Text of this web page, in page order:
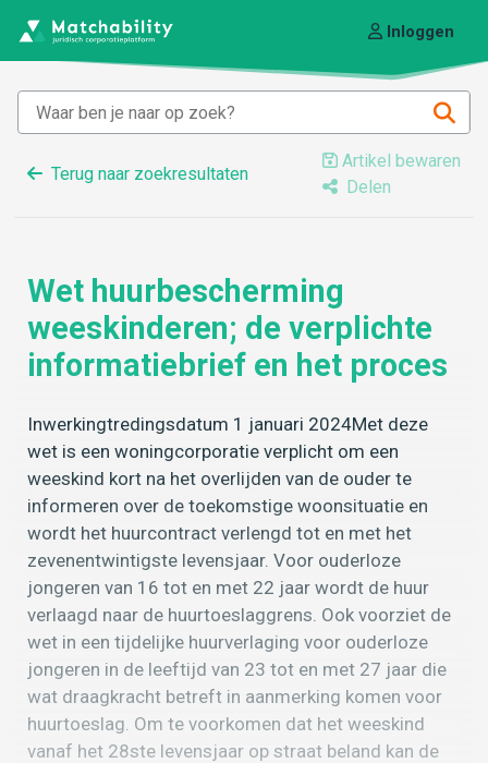
Inloggen
Terug naar zoekresultaten
Artikel bewaren
Delen
Wet huurbescherming
weeskinderen; de verplichte
informatiebrief en het proces
Inwerkingtredingsdatum 1 januari 2024Met deze
wet is een woningcorporatie verplicht om een
weeskind kort na het overlijden van de ouder te
informeren over de toekomstige woonsituatie en
wordt het huurcontract verlengd tot en met het
zevenentwintigste levensjaar. Voor ouderloze
jongeren van 16 tot en met 22 jaar wordt de huur
verlaagd naar de huurtoeslaggrens. Ook voorziet de
wet in een tijdelijke huurverlaging voor ouderloze
jongeren in de leeftijd van 23 tot en met 27 jaar die
wat draagkracht betreft in aanmerking komen voor
huurtoeslag. Om te voorkomen dat het weeskind
vanaf het 28ste levensjaar op straat beland kan de